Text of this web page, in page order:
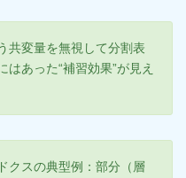
共変量を無視して分割表
はあった“補習効果”が見え
クスの典型例：部分（層